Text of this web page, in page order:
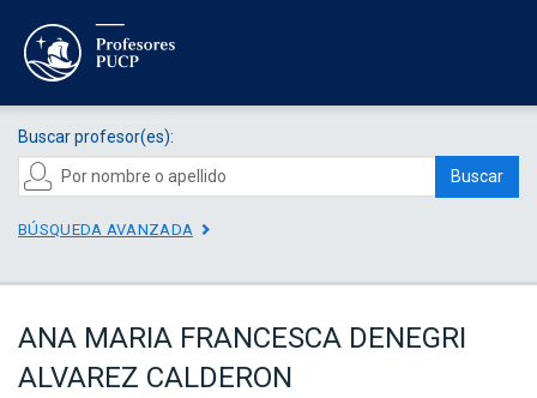
Buscar profesor(es):
Buscar
BÚSQUEDA AVANZADA
ANA MARIA FRANCESCA DENEGRI
ALVAREZ CALDERON